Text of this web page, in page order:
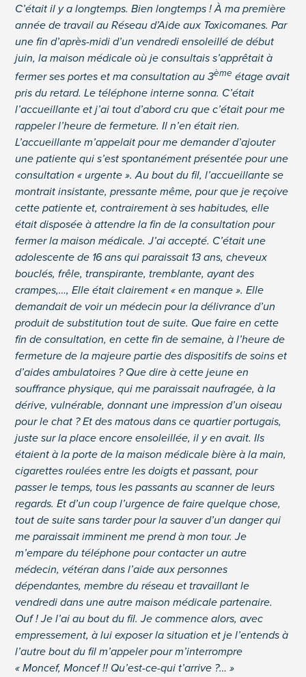
C’était il y a longtemps. Bien longtemps ! À ma première
année de travail au Réseau d’Aide aux Toxicomanes. Par
une fin d’après-midi d’un vendredi ensoleillé de début
juin, la maison médicale où je consultais s’apprêtait à
fermer ses portes et ma consultation au 3ème étage avait
pris du retard. Le téléphone interne sonna. C’était
l’accueillante et j’ai tout d’abord cru que c’était pour me
rappeler l’heure de fermeture. Il n’en était rien.
L’accueillante m’appelait pour me demander d’ajouter
une patiente qui s’est spontanément présentée pour une
consultation « urgente ». Au bout du fil, l’accueillante se
montrait insistante, pressante même, pour que je reçoive
cette patiente et, contrairement à ses habitudes, elle
était disposée à attendre la fin de la consultation pour
fermer la maison médicale. J’ai accepté. C’était une
adolescente de 16 ans qui paraissait 13 ans, cheveux
bouclés, frêle, transpirante, tremblante, ayant des
crampes,…, Elle était clairement « en manque ». Elle
demandait de voir un médecin pour la délivrance d’un
produit de substitution tout de suite. Que faire en cette
fin de consultation, en cette fin de semaine, à l’heure de
fermeture de la majeure partie des dispositifs de soins et
d’aides ambulatoires ? Que dire à cette jeune en
souffrance physique, qui me paraissait naufragée, à la
dérive, vulnérable, donnant une impression d’un oiseau
pour le chat ? Et des matous dans ce quartier portugais,
juste sur la place encore ensoleillée, il y en avait. Ils
étaient à la porte de la maison médicale bière à la main,
cigarettes roulées entre les doigts et passant, pour
passer le temps, tous les passants au scanner de leurs
regards. Et d’un coup l’urgence de faire quelque chose,
tout de suite sans tarder pour la sauver d’un danger qui
me paraissait imminent me prend à mon tour. Je
m’empare du téléphone pour contacter un autre
médecin, vétéran dans l’aide aux personnes
dépendantes, membre du réseau et travaillant le
vendredi dans une autre maison médicale partenaire.
Ouf ! Je l’ai au bout du fil. Je commence alors, avec
empressement, à lui exposer la situation et je l’entends à
l’autre bout du fil m’appeler pour m’interrompre
« Moncef, Moncef !! Qu’est-ce-qui t’arrive ?… »